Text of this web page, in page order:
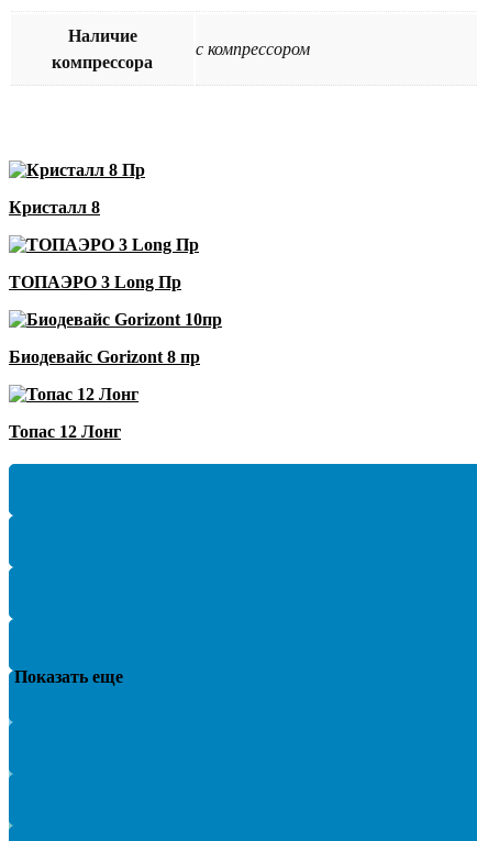
Наличие
компрессора
с компрессором
Кристалл 8
ТОПАЭРО 3 Long Пр
Биодевайс Gorizont 8 пр
Топас 12 Лонг
Показать еще